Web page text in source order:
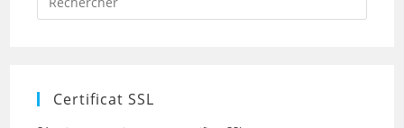
to
Certificat SSL